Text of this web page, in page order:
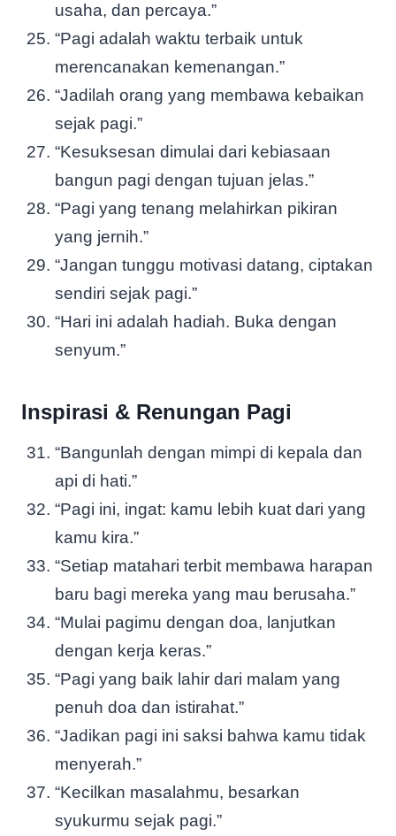
usaha, dan percaya.”
“Pagi adalah waktu terbaik untuk
merencanakan kemenangan.”
“Jadilah orang yang membawa kebaikan
sejak pagi.”
“Kesuksesan dimulai dari kebiasaan
bangun pagi dengan tujuan jelas.”
“Pagi yang tenang melahirkan pikiran
yang jernih.”
“Jangan tunggu motivasi datang, ciptakan
sendiri sejak pagi.”
“Hari ini adalah hadiah. Buka dengan
senyum.”
Inspirasi & Renungan Pagi
“Bangunlah dengan mimpi di kepala dan
api di hati.”
“Pagi ini, ingat: kamu lebih kuat dari yang
kamu kira.”
“Setiap matahari terbit membawa harapan
baru bagi mereka yang mau berusaha.”
“Mulai pagimu dengan doa, lanjutkan
dengan kerja keras.”
“Pagi yang baik lahir dari malam yang
penuh doa dan istirahat.”
“Jadikan pagi ini saksi bahwa kamu tidak
menyerah.”
“Kecilkan masalahmu, besarkan
syukurmu sejak pagi.”